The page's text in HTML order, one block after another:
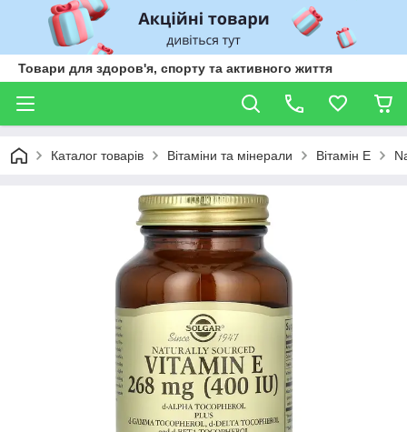
Товари для здоров'я, спорту та активного життя
Каталог товарів Вітаміни та мінерали Вітамін Е